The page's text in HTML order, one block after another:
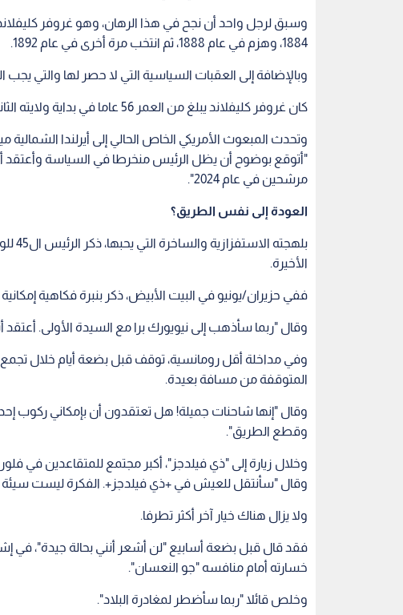
وسبق لرجل واحد أن نجح في هذا الرهان، وهو غروفر
1884، وهزم في عام 1888، ثم انتخب مرة أخرى في عام 1892.
وبالإضافة إلى العقبات السياسية التي لا حصر لها والتي يجب
كان غروفر كليفلاند يبلغ من العمر 56 عاما في بداية ولايته الثانية. أما ترمب فسيكون قد بلغ 78 عاما.
وتحدث المبعوث الأمريكي الخاص الحالي إلى أيرلندا
"أتوقع بوضوح أن يظل الرئيس منخرطا في السياسة وأعتقد
مرشحين في عام 2024".
العودة إلى نفس الطريق؟
الأخيرة.
ففي حزيران/يونيو في البيت الأبيض، ذكر بنبرة فكاهية إمكانية
وقال "ربما سأذهب إلى نيويورك برا مع السيدة الأولى.
وفي مداخلة أقل رومانسية، توقف قبل بضعة أيام خلال تجمع
المتوقفة من مسافة بعيدة.
وقال "إنها شاحنات جميلة! هل تعتقدون أن بإمكاني ركوب
وقطع الطريق".
وخلال زيارة إلى "ذي فيلدجز"، أكبر مجتمع للمتقاعدين في
وقال "سأنتقل للعيش في +ذي فيلدجز+. الفكرة ليست سيئة لا
ولا يزال هناك خيار آخر أكثر تطرفا.
فقد قال قبل بضعة أسابيع "لن أشعر أنني بحالة جيدة"، في
خسارته أمام منافسه "جو النعسان".
وخلص قائلا "ربما سأضطر لمغادرة البلاد".